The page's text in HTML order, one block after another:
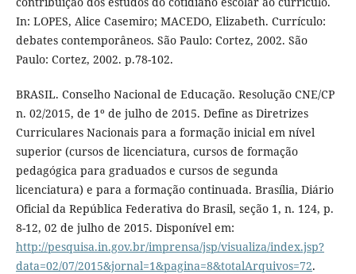
In: LOPES, Alice Casemiro; MACEDO, Elizabeth. Currículo:
debates contemporâneos. São Paulo: Cortez, 2002. São
Paulo: Cortez, 2002. p.78-102.
BRASIL. Conselho Nacional de Educação. Resolução CNE/CP
n. 02/2015, de 1º de julho de 2015. Define as Diretrizes
Curriculares Nacionais para a formação inicial em nível
superior (cursos de licenciatura, cursos de formação
pedagógica para graduados e cursos de segunda
licenciatura) e para a formação continuada. Brasília, Diário
Oficial da República Federativa do Brasil, seção 1, n. 124, p.
8-12, 02 de julho de 2015. Disponível em:
http://pesquisa.in.gov.br/imprensa/jsp/visualiza/index.jsp?
data=02/07/2015&jornal=1&pagina=8&totalArquivos=72.